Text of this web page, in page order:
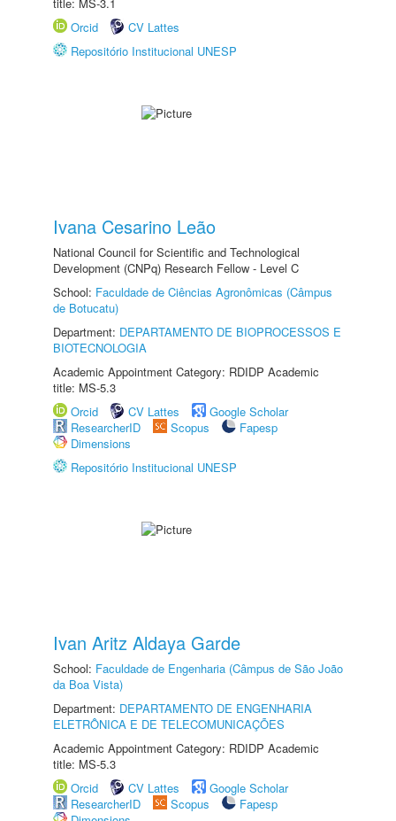
Orcid
CV Lattes
Repositório Institucional UNESP
Ivana Cesarino Leão
National Council for Scientific and Technological
Development (CNPq) Research Fellow - Level C
School: Faculdade de Ciências Agronômicas (Câmpus
de Botucatu)
Department: DEPARTAMENTO DE BIOPROCESSOS E
BIOTECNOLOGIA
Academic Appointment Category: RDIDP Academic
title: MS-5.3
Orcid
CV Lattes
Google Scholar
ResearcherID
Scopus
Fapesp
Dimensions
Repositório Institucional UNESP
Ivan Aritz Aldaya Garde
School: Faculdade de Engenharia (Câmpus de São João
da Boa Vista)
Department: DEPARTAMENTO DE ENGENHARIA
ELETRÔNICA E DE TELECOMUNICAÇÕES
Academic Appointment Category: RDIDP Academic
title: MS-5.3
Orcid
CV Lattes
Google Scholar
ResearcherID
Scopus
Fapesp